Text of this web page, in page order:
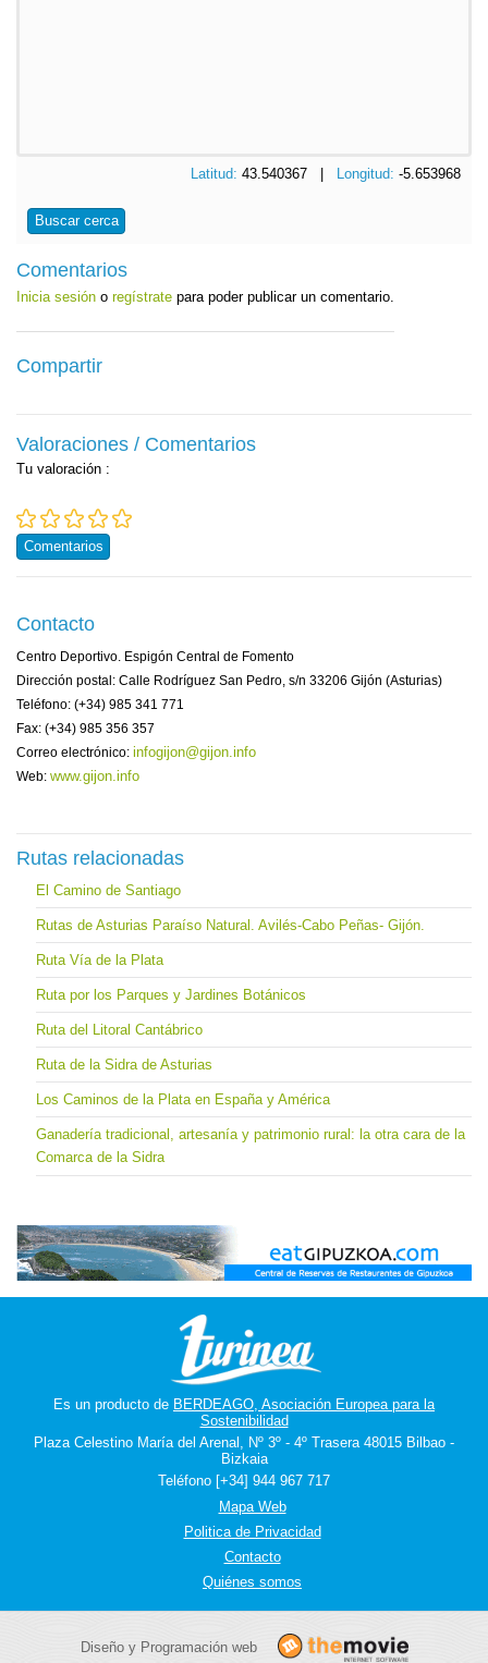
Latitud: 43.540367 | Longitud: -5.653968
Buscar cerca
Comentarios
Inicia sesión o regístrate para poder publicar un comentario.
Compartir
Valoraciones / Comentarios
Tu valoración :
Comentarios
Contacto
Centro Deportivo. Espigón Central de Fomento
Dirección postal: Calle Rodríguez San Pedro, s/n 33206 Gijón (Asturias)
Teléfono: (+34) 985 341 771
Fax: (+34) 985 356 357
Correo electrónico: infogijon@gijon.info
Web: www.gijon.info
Rutas relacionadas
El Camino de Santiago
Rutas de Asturias Paraíso Natural. Avilés-Cabo Peñas- Gijón.
Ruta Vía de la Plata
Ruta por los Parques y Jardines Botánicos
Ruta del Litoral Cantábrico
Ruta de la Sidra de Asturias
Los Caminos de la Plata en España y América
Ganadería tradicional, artesanía y patrimonio rural: la otra cara de la
Comarca de la Sidra
Es un producto de BERDEAGO, Asociación Europea para la
Sostenibilidad
Plaza Celestino María del Arenal, Nº 3º - 4º Trasera 48015 Bilbao -
Bizkaia
Teléfono [+34] 944 967 717
Mapa Web
Politica de Privacidad
Contacto
Quiénes somos
Diseño y Programación web